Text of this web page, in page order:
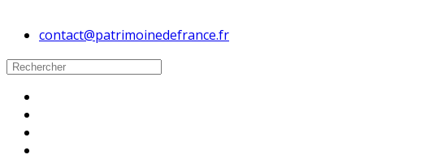
contact@patrimoinedefrance.fr